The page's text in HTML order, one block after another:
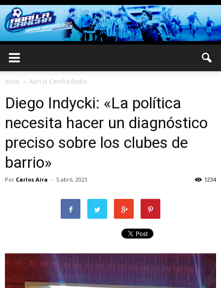
Inicio Abri la Cancha Radio
Diego Indycki: «La política
necesita hacer un diagnóstico
preciso sobre los clubes de
barrio»
Por Carlos Aira - 5 abril, 2023 1234